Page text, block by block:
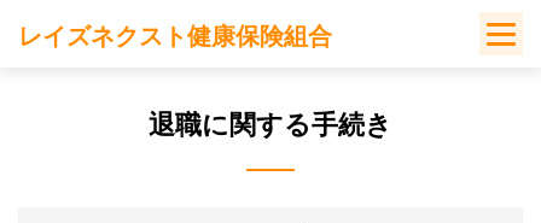
レイズネクスト健康保険組合
退職に関する手続き